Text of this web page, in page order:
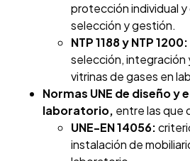
protección individual y
selección y gestión.
NTP 1188 y NTP 1200:
selección, integración
vitrinas de gases en
Normas UNE de diseño y
laboratorio, entre las que
UNE-EN 14056:
instalación de